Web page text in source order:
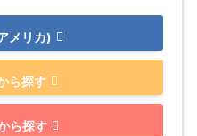
メリカ)
ら探す
ら探す